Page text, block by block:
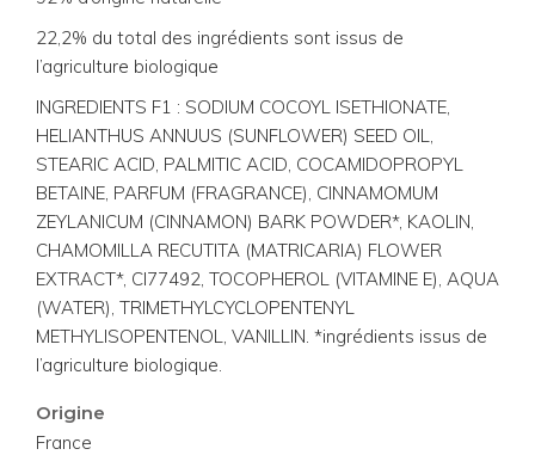
22,2% du total des ingrédients sont issus de
l’agriculture biologique
INGREDIENTS F1 : SODIUM COCOYL ISETHIONATE,
HELIANTHUS ANNUUS (SUNFLOWER) SEED OIL,
STEARIC ACID, PALMITIC ACID, COCAMIDOPROPYL
BETAINE, PARFUM (FRAGRANCE), CINNAMOMUM
ZEYLANICUM (CINNAMON) BARK POWDER*, KAOLIN,
CHAMOMILLA RECUTITA (MATRICARIA) FLOWER
EXTRACT*, CI77492, TOCOPHEROL (VITAMINE E), AQUA
(WATER), TRIMETHYLCYCLOPENTENYL
METHYLISOPENTENOL, VANILLIN. *ingrédients issus de
l’agriculture biologique.
Origine
France